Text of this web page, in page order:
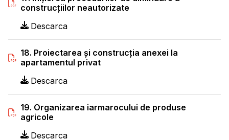
construcţiilor neautorizate
Descarca
18. Proiectarea şi construcţia anexei la
apartamentul privat
Descarca
19. Organizarea iarmarocului de produse
agricole
Descarca